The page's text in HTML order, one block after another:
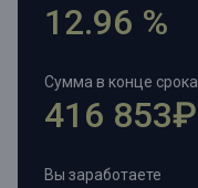
12.96 %
Сумма в конце срока
416 853₽
Вы заработаете